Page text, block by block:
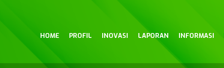
HOME PROFIL INOVASI LAPORAN INFORMASI